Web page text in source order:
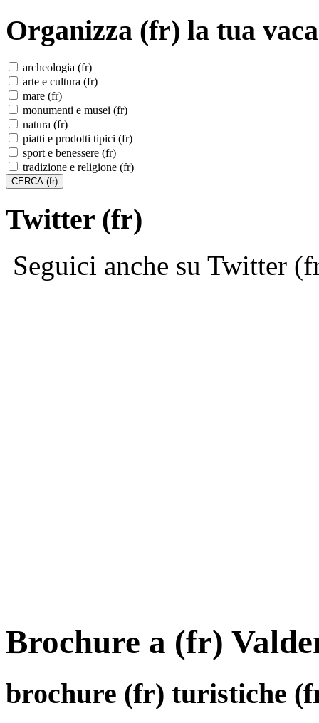
Organizza (fr) la tua
archeologia (fr)
arte e cultura (fr)
mare (fr)
monumenti e musei (fr)
natura (fr)
piatti e prodotti tipici (fr)
sport e benessere (fr)
tradizione e religione (fr)
Twitter (fr)
Seguici anche su Twitter
Brochure a (fr)
brochure (fr) turistiche